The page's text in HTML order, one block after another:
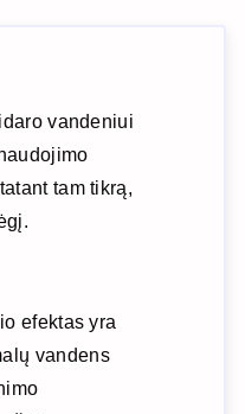
vandeniui
tam tikrą,
efektas yra
vandens